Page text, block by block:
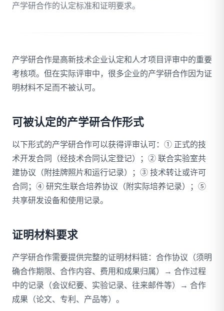
联系我们
拨打 18020275753
免费自评
产学研合作的认定标准和证明要求。
产学研合作是高新技术企业认定和人才项目评审中的重要
考核项。但在实际评审中，很多企业的产学研合作因为证
明材料不足而不被认可。
可被认定的产学研合作形式
以下形式的产学研合作可以获得评审认可：① 正式的技
术开发合同（经技术合同认定登记）；② 联合实验室共
建协议（附挂牌照片和运行记录）；③ 技术转让或许可
合同；④ 研究生联合培养协议（附实际培养记录）；⑤
共享研发设备和使用记录。
证明材料要求
产学研合作需要提供完整的证明材料链：合作协议（须明
确合作期限、合作内容、费用和成果归属）→ 合作过程
中的记录（会议纪要、实验记录、往来邮件等）→ 合作
成果（论文、专利、产品等）。